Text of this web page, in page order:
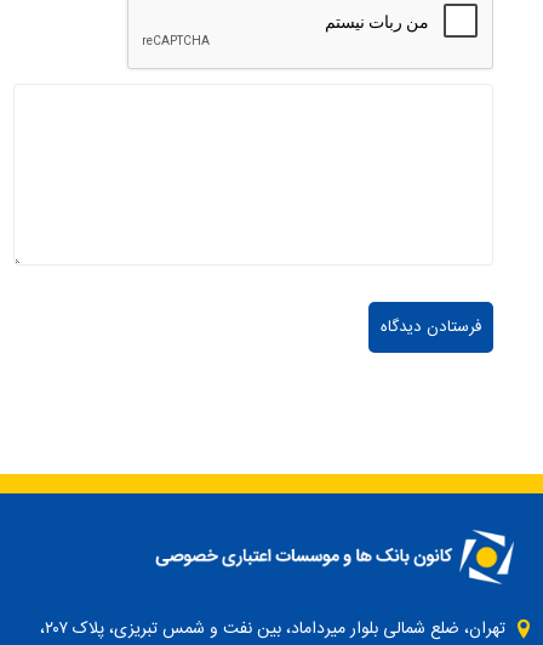
تهران، ضلع شمالی بلوار میرداماد، بین نفت و شمس تبریزی، پلاک ۲۰۷،